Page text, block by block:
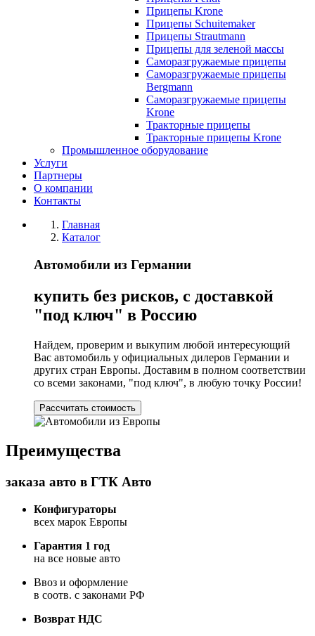
Прицепы Krone
Прицепы Schuitemaker
Прицепы Strautmann
Прицепы для зеленой массы
Саморазгружаемые прицепы
Саморазгружаемые прицепы
Bergmann
Саморазгружаемые прицепы
Krone
Тракторные прицепы
Тракторные прицепы Krone
Промышленное оборудование
Услуги
Партнеры
О компании
Контакты
Главная
Каталог
Автомобили из Германии
купить без рисков, с доставкой
"под ключ" в Россию
Найдем, проверим и выкупим любой интересующий
Вас автомобиль у официальных дилеров Германии и
других стран Европы. Доставим в полном соответствии
со всеми законами, "под ключ", в любую точку России!
Рассчитать стоимость
Преимущества
заказа авто в ГТК Авто
Конфигураторы
всех марок Европы
Гарантия 1 год
на все новые авто
Ввоз и оформление
в соотв. с законами РФ
Возврат НДС